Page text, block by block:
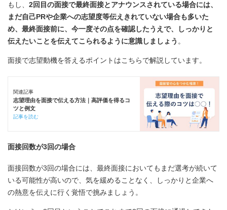
もし、 2回目の面接で最終面接とアナウンスされている場合には、
まだ自己PRや企業への志望度等伝えきれていない場合も多いた
め、最終面接前に、今一度その点を確認したうえで、しっかりと
伝えたいことを伝えてこられるように意識しましょう 。
面接で志望動機を答えるポイントはこちらで解説しています。
関連記事
志望理由を面接で伝える方法｜高評価を得るコ
ツと例文
記事を読む
面接回数が3回の場合
面接回数が3回の場合には、最終面接においてもまだ選考が続いて
いる可能性が高いので、気を緩めることなく、しっかりと企業へ
の熱意を伝えに行く覚悟で挑みましょう。